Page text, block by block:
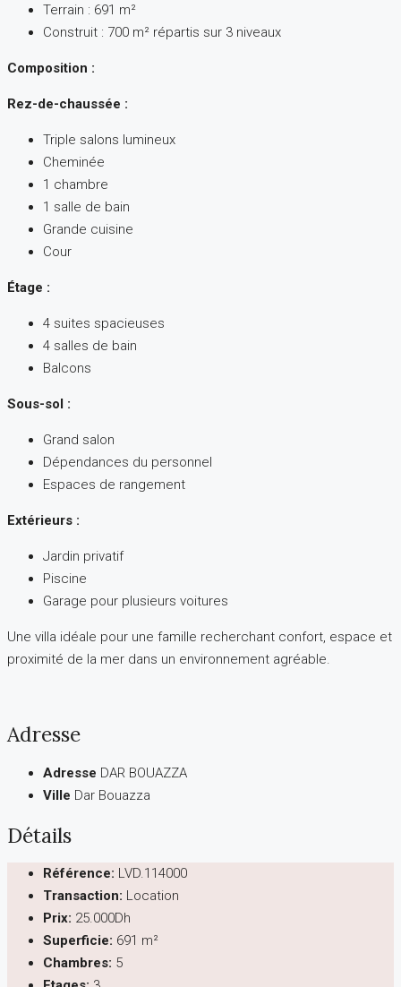
Terrain : 691 m²
Construit : 700 m² répartis sur 3 niveaux
Composition :
Rez-de-chaussée :
Triple salons lumineux
Cheminée
1 chambre
1 salle de bain
Grande cuisine
Cour
Étage :
4 suites spacieuses
4 salles de bain
Balcons
Sous-sol :
Grand salon
Dépendances du personnel
Espaces de rangement
Extérieurs :
Jardin privatif
Piscine
Garage pour plusieurs voitures
Une villa idéale pour une famille recherchant confort, espace et
proximité de la mer dans un environnement agréable.
Adresse
Adresse DAR BOUAZZA
Ville Dar Bouazza
Détails
Référence: LVD.114000
Transaction: Location
Prix: 25.000Dh
Superficie: 691 m²
Chambres: 5